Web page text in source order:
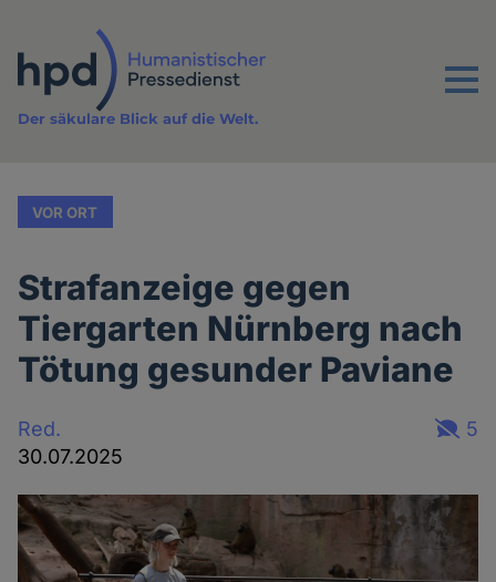
Inhalt
Menu
Der säkulare Blick auf die Welt.
VOR ORT
Strafanzeige gegen
Tiergarten Nürnberg nach
Tötung gesunder Paviane
Red.
30.07.2025
5